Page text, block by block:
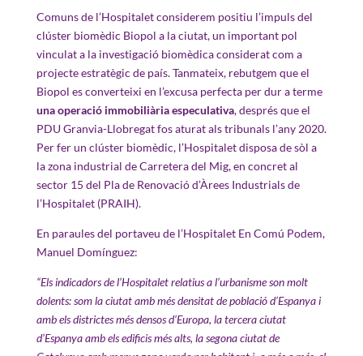
Comuns de l’Hospitalet considerem positiu l’impuls del
clúster biomèdic Biopol a la ciutat, un important pol
vinculat a la investigació biomèdica considerat com a
projecte estratègic de país. Tanmateix, rebutgem que el
Biopol es converteixi en l’excusa perfecta per dur a terme
una operació immobiliària especulativa, després que el
PDU Granvia-Llobregat fos aturat als tribunals l’any 2020.
Per fer un clúster biomèdic, l’Hospitalet disposa de sòl a
la zona industrial de Carretera del Mig, en concret al
sector 15 del Pla de Renovació d’Àrees Industrials de
l’Hospitalet (PRAIH).
En paraules del portaveu de l’Hospitalet En Comú Podem,
Manuel Domínguez:
“Els indicadors de l’Hospitalet relatius a l’urbanisme son molt
dolents: som la ciutat amb més densitat de població d’Espanya i
amb els districtes més densos d’Europa, la tercera ciutat
d’Espanya amb els edificis més alts, la segona ciutat de